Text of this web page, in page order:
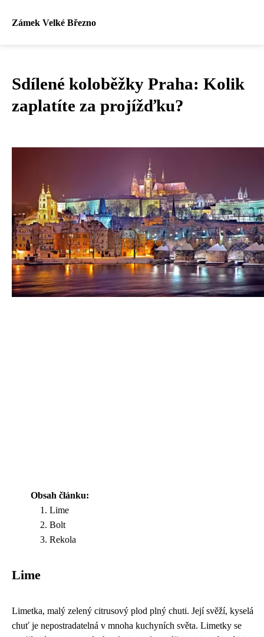
Zámek Velké Březno
Sdílené koloběžky Praha: Kolik
zaplatíte za projížďku?
Obsah článku:
Lime
Bolt
Rekola
Lime
Limetka, malý zelený citrusový plod plný chuti. Její svěží, kyselá
chuť je nepostradatelná v mnoha kuchyních světa. Limetky se